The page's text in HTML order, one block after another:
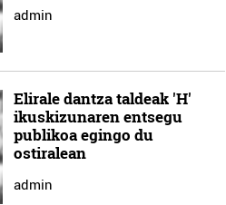
admin
Elirale dantza taldeak 'H'
ikuskizunaren entsegu
publikoa egingo du
ostiralean
admin